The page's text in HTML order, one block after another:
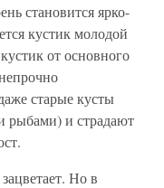
становится ярко-
кустик молодой
от основного
старые кусты
рыбами) и страдают
Но в